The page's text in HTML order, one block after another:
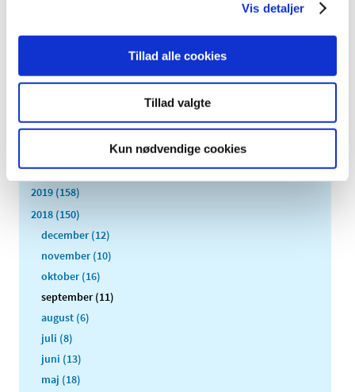
Vis detaljer
Tillad alle cookies
Tillad valgte
Kun nødvendige cookies
TID
2022 (1)
2020 (263)
2019 (158)
2018 (150)
december (12)
november (10)
oktober (16)
september (11)
august (6)
juli (8)
juni (13)
maj (18)